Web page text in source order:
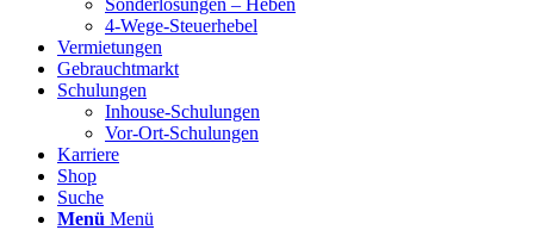
Sonderlösungen – Heben
4-Wege-Steuerhebel
Vermietungen
Gebrauchtmarkt
Schulungen
Inhouse-Schulungen
Vor-Ort-Schulungen
Karriere
Shop
Suche
Menü Menü